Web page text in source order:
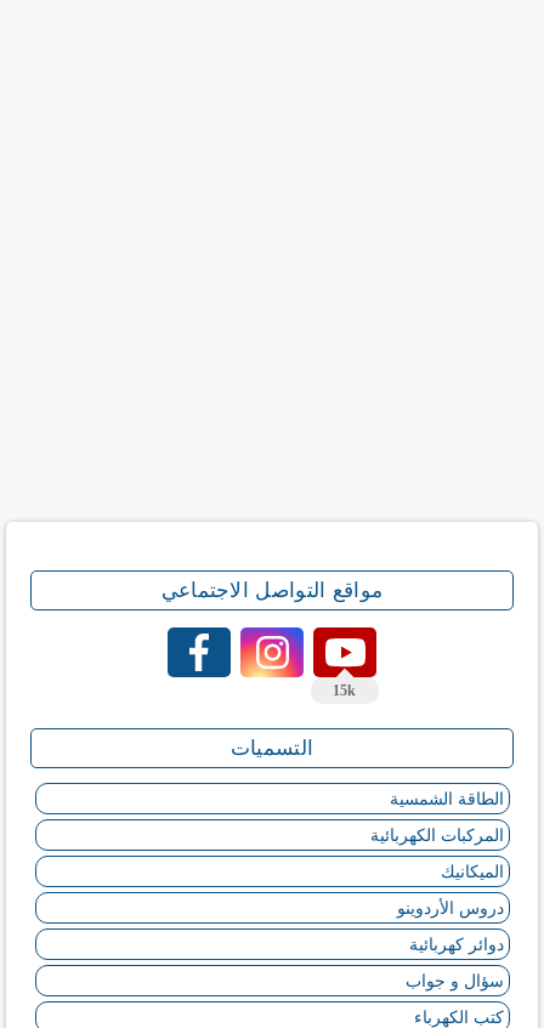
مواقع التواصل الاجتماعي
15k
التسميات
الطاقة الشمسية
المركبات الكهربائية
الميكانيك
دروس الأردوينو
دوائر كهربائية
سؤال و جواب
كتب الكهرباء